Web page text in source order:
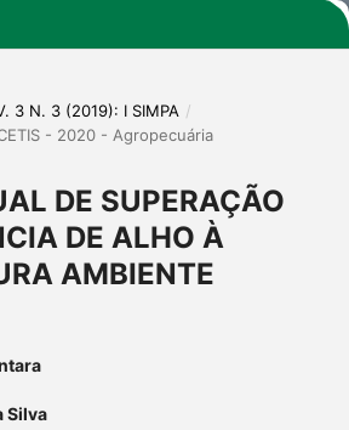
3 N. 3 (2019): I SIMPA /
- 2020 - Agropecuária
DE SUPERAÇÃO
DE ALHO À
AMBIENTE
Silva